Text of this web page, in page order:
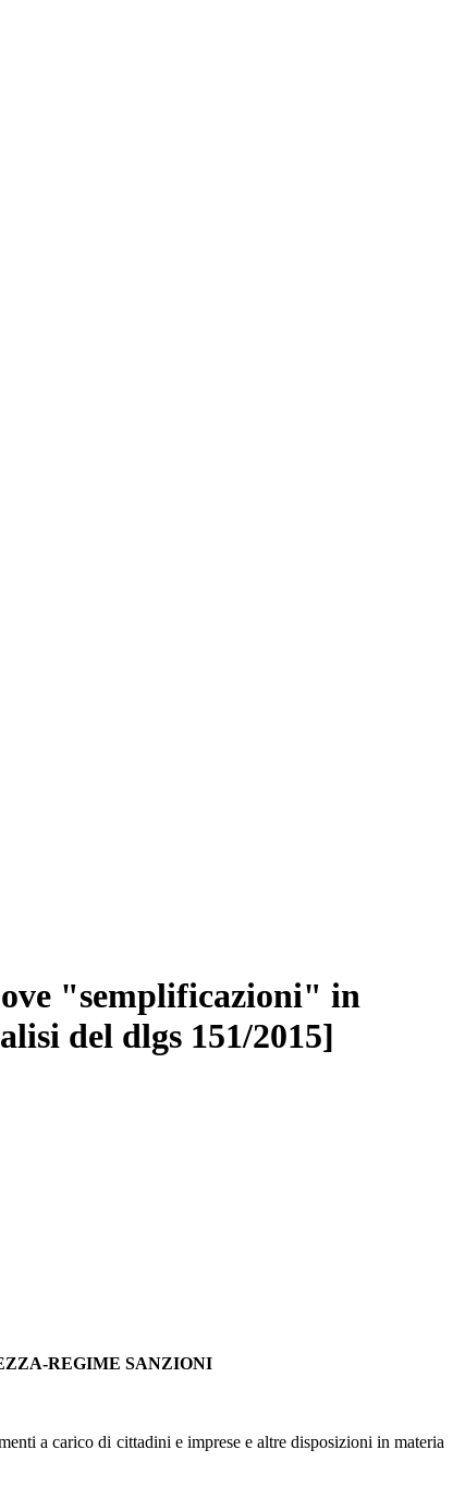
"semplificazioni" in
del dlgs 151/2015]
REGIME SANZIONI
a carico di cittadini e imprese e altre disposizioni in materia